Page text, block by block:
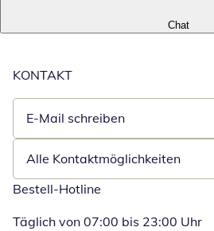
Chat
KONTAKT
E-Mail schreiben
Öffnet E-Mail-Client
Alle Kontaktmöglichkeiten
Bestell-Hotline
Täglich von 07:00 bis 23:00 Uhr